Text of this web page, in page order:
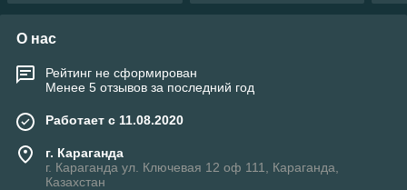
О нас
Рейтинг не сформирован
Менее 5 отзывов за последний год
Работает с 11.08.2020
г. Караганда
г. Караганда ул. Ключевая 12 оф 111, Караганда,
Казахстан